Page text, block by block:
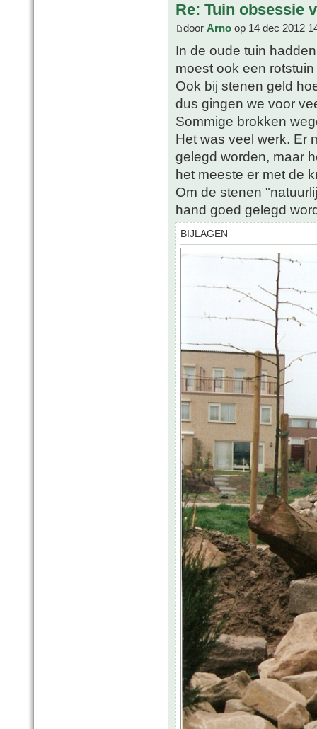
Re: Tuin obsessie
door Arno op 14 dec 2012
In de oude tuin
moest ook een
Ook bij stenen geld
dus gingen we voor
Sommige brokken
Het was veel werk. Er
gelegd worden, maar
het meeste er met de
Om de stenen
hand goed gelegd
BIJLAGEN